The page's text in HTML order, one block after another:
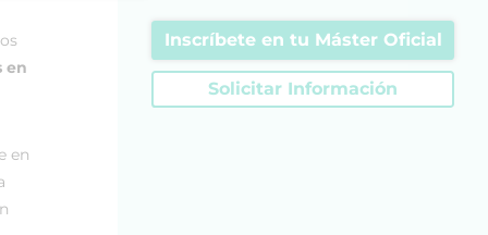
en
en
Inscríbete en tu Máster Oficial
Solicitar Información